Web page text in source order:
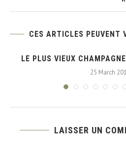
CES ARTICLES PEUVENT
LE PLUS VIEUX
25 March
LAISSER UN